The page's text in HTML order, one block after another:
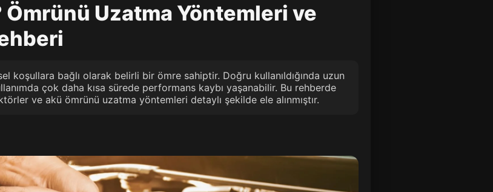
Ömrünü Uzatma Yöntemleri ve
koşullara bağlı olarak belirli bir ömre sahiptir. Doğru kullanıldığında uzun
çok daha kısa sürede performans kaybı yaşanabilir. Bu rehberde
ve akü ömrünü uzatma yöntemleri detaylı şekilde ele alınmıştır.